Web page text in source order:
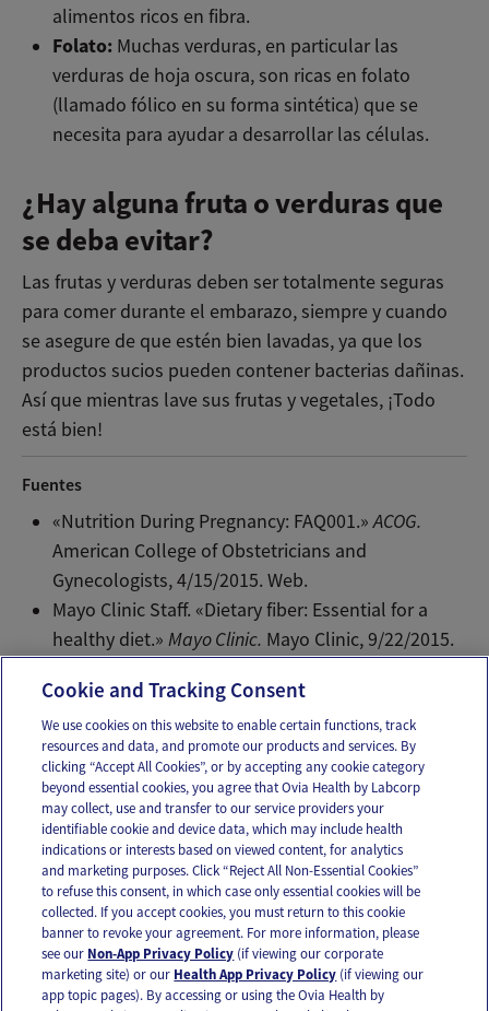
alimentos ricos en fibra.
Folato: Muchas verduras, en particular las
verduras de hoja oscura, son ricas en folato
(llamado fólico en su forma sintética) que se
necesita para ayudar a desarrollar las células.
¿Hay alguna fruta o verduras que
se deba evitar?
Las frutas y verduras deben ser totalmente seguras
para comer durante el embarazo, siempre y cuando
se asegure de que estén bien lavadas, ya que los
productos sucios pueden contener bacterias dañinas.
Así que mientras lave sus frutas y vegetales, ¡Todo
está bien!
Fuentes
«Nutrition During Pregnancy: FAQ001.»ACOG.
American College of Obstetricians and
Gynecologists, 4/15/2015. Web.
Mayo Clinic Staff. «Dietary fiber: Essential for a
healthy diet.»Mayo Clinic. Mayo Clinic, 9/22/2015.
Email Text
OUR APPS
FOLLOW US
Cookie and Tracking Consent
We use cookies on this website to enable certain functions, track
resources and data, and promote our products and services. By
clicking “Accept All Cookies”, or by accepting any cookie category
beyond essential cookies, you agree that Ovia Health by Labcorp
may collect, use and transfer to our service providers your
identifiable cookie and device data, which may include health
indications or interests based on viewed content, for analytics
and marketing purposes. Click “Reject All Non-Essential Cookies”
to refuse this consent, in which case only essential cookies will be
collected. If you accept cookies, you must return to this cookie
banner to revoke your agreement. For more information, please
see our Non-App Privacy Policy (if viewing our corporate
marketing site) or our Health App Privacy Policy (if viewing our
app topic pages). By accessing or using the Ovia Health by